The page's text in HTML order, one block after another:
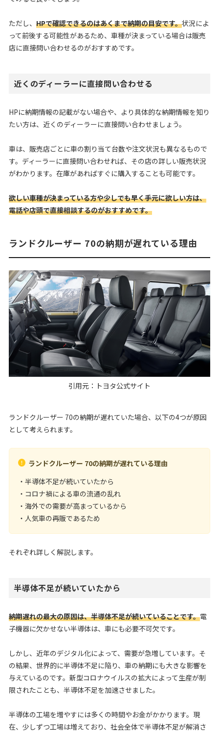
ただし、 HPで確認できるのはあくまで納期の目安です。状況によ
って前後する可能性があるため、車種が決まっている場合は販売
店に直接問い合わせるのがおすすめです。
近くのディーラーに直接問い合わせる
HPに納期情報の記載がない場合や、より具体的な納期情報を知り
たい方は、近くのディーラーに直接問い合わせましょう。
車は、販売店ごとに車の割り当て台数や注文状況も異なるもので
す。ディーラーに直接問い合わせれば、その店の詳しい販売状況
がわかります。在庫があればすぐに購入することも可能です。
欲しい車種が決まっている方や少しでも早く手元に欲しい方は、
電話や店頭で直接相談するのがおすすめです。
ランドクルーザー 70の納期が遅れている理由
引用元： トヨタ公式サイト
ランドクルーザー 70の納期が遅れていた場合、以下の4つが原因
として考えられます。
ランドクルーザー 70の納期が遅れている理由
・半導体不足が続いていたから
・コロナ禍による車の流通の乱れ
・海外での需要が高まっているから
・人気車の再販であるため
それぞれ詳しく解説します。
半導体不足が続いていたから
納期遅れの最大の原因は、半導体不足が続いていることです。電
子機器に欠かせない半導体は、車にも必要不可欠です。
しかし、近年のデジタル化によって、需要が急増しています。そ
の結果、世界的に半導体不足に陥り、車の納期にも大きな影響を
与えているのです。新型コロナウイルスの拡大によって生産が制
限されたことも、半導体不足を加速させました。
半導体の工場を増やすには多くの時間やお金がかかります。現
在、少しずつ工場は増えており、社会全体で半導体不足が解消さ